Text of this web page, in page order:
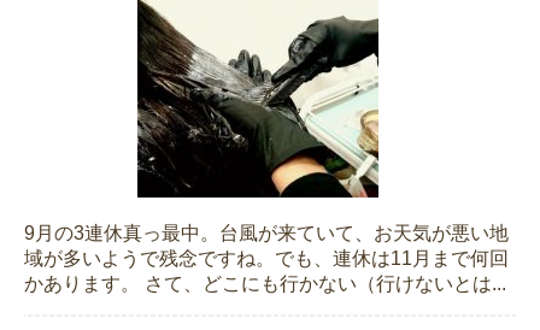
9月の3連休真っ最中。台風が来ていて、お天気が悪い地
域が多いようで残念ですね。でも、連休は11月まで何回
かあります。 さて、どこにも行かない（行けないとは...